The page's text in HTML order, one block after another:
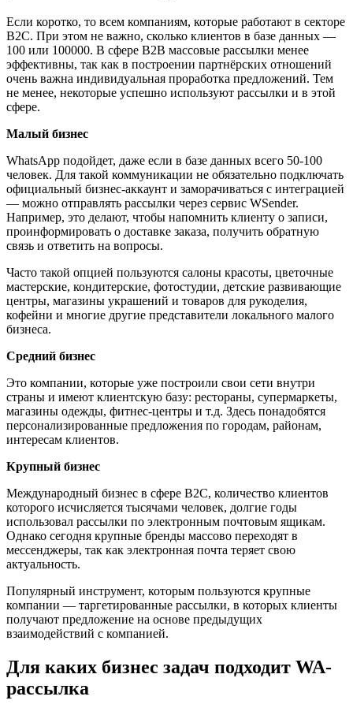
Если коротко, то всем компаниям, которые работают в секторе
B2C. При этом не важно, сколько клиентов в базе данных —
100 или 100000. В сфере B2B массовые рассылки менее
эффективны, так как в построении партнёрских отношений
очень важна индивидуальная проработка предложений. Тем
не менее, некоторые успешно используют рассылки и в этой
сфере.
Малый бизнес
WhatsApp подойдет, даже если в базе данных всего 50-100
человек. Для такой коммуникации не обязательно подключать
официальный бизнес-аккаунт и заморачиваться с интеграцией
— можно отправлять рассылки через сервис WSender.
Например, это делают, чтобы напомнить клиенту о записи,
проинформировать о доставке заказа, получить обратную
связь и ответить на вопросы.
Часто такой опцией пользуются салоны красоты, цветочные
мастерские, кондитерские, фотостудии, детские развивающие
центры, магазины украшений и товаров для рукоделия,
кофейни и многие другие представители локального малого
бизнеса.
Средний бизнес
Это компании, которые уже построили свои сети внутри
страны и имеют клиентскую базу: рестораны, супермаркеты,
магазины одежды, фитнес-центры и т.д. Здесь понадобятся
персонализированные предложения по городам, районам,
интересам клиентов.
Крупный бизнес
Международный бизнес в сфере B2C, количество клиентов
которого исчисляется тысячами человек, долгие годы
использовал рассылки по электронным почтовым ящикам.
Однако сегодня крупные бренды массово переходят в
мессенджеры, так как электронная почта теряет свою
актуальность.
Популярный инструмент, которым пользуются крупные
компании — таргетированные рассылки, в которых клиенты
получают предложение на основе предыдущих
взаимодействий с компанией.
Для каких бизнес задач подходит WA-
рассылка